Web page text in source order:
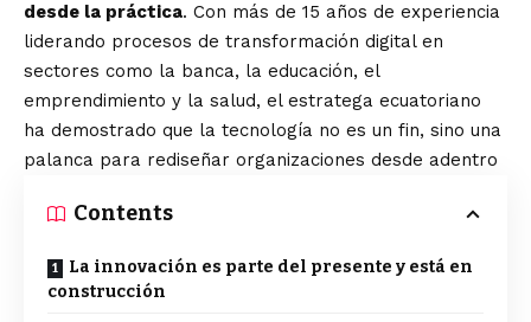
desde la práctica. Con más de 15 años de experiencia
liderando procesos de transformación digital en
sectores como la banca, la educación, el
emprendimiento y la salud, el estratega ecuatoriano
ha demostrado que la tecnología no es un fin, sino una
palanca para rediseñar organizaciones desde adentro
Contents
La innovación es parte del presente y está en
construcción